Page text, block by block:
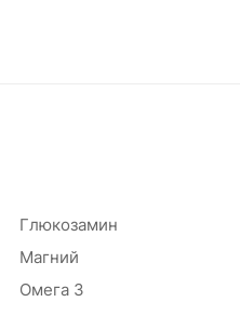
Глюкозамин
Магний
Омега 3